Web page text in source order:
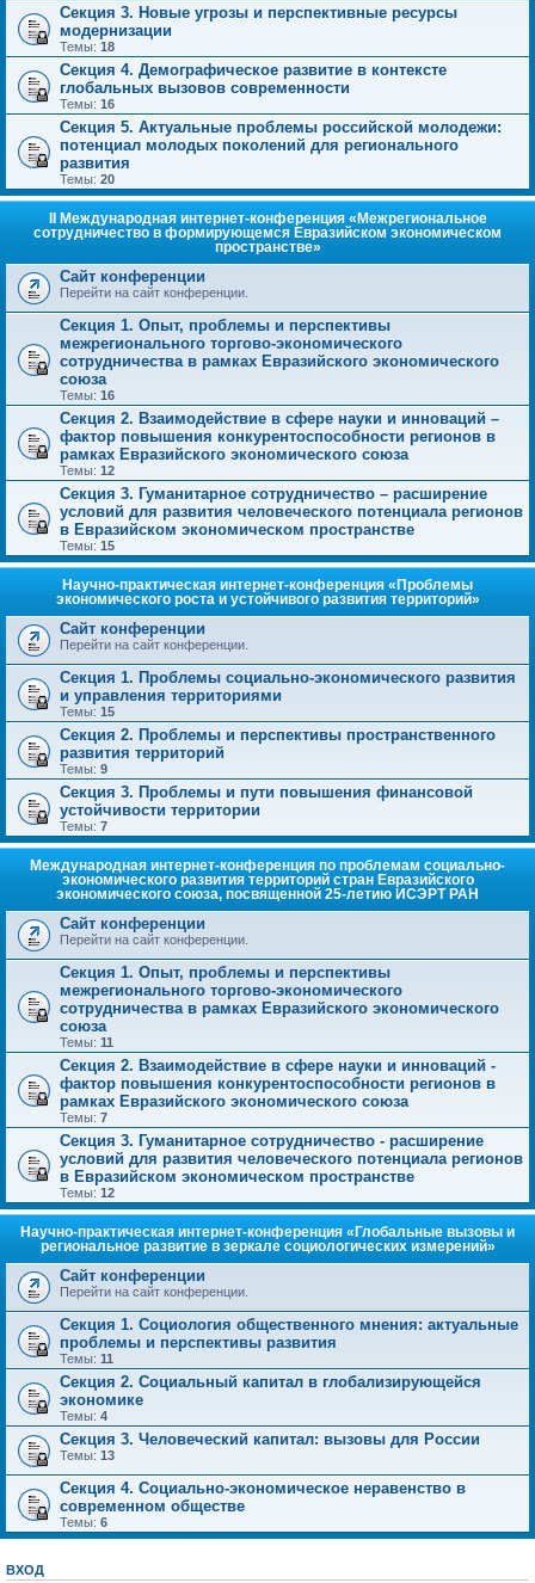
Секция 3. Новые угрозы и перспективные ресурсы
модернизации
Темы: 18
Секция 4. Демографическое развитие в контексте
глобальных вызовов современности
Темы: 16
Секция 5. Актуальные проблемы российской молодежи:
потенциал молодых поколений для регионального
развития
Темы: 20
II Международная интернет-конференция «Межрегиональное
сотрудничество в формирующемся Евразийском экономическом
пространстве»
Сайт конференции
Перейти на сайт конференции.
Секция 1. Опыт, проблемы и перспективы
межрегионального торгово-экономического
сотрудничества в рамках Евразийского экономического
союза
Темы: 16
Секция 2. Взаимодействие в сфере науки и инноваций –
фактор повышения конкурентоспособности регионов в
рамках Евразийского экономического союза
Темы: 12
Секция 3. Гуманитарное сотрудничество – расширение
условий для развития человеческого потенциала регионов
в Евразийском экономическом пространстве
Темы: 15
Научно-практическая интернет-конференция «Проблемы
экономического роста и устойчивого развития территорий»
Сайт конференции
Перейти на сайт конференции.
Секция 1. Проблемы социально-экономического развития
и управления территориями
Темы: 15
Секция 2. Проблемы и перспективы пространственного
развития территорий
Темы: 9
Секция 3. Проблемы и пути повышения финансовой
устойчивости территории
Темы: 7
Международная интернет-конференция по проблемам социально-
экономического развития территорий стран Евразийского
экономического союза, посвященной 25-летию ИСЭРТ РАН
Сайт конференции
Перейти на сайт конференции.
Секция 1. Опыт, проблемы и перспективы
межрегионального торгово-экономического
сотрудничества в рамках Евразийского экономического
союза
Темы: 11
Секция 2. Взаимодействие в сфере науки и инноваций -
фактор повышения конкурентоспособности регионов в
рамках Евразийского экономического союза
Темы: 7
Секция 3. Гуманитарное сотрудничество - расширение
условий для развития человеческого потенциала регионов
в Евразийском экономическом пространстве
Темы: 12
Научно-практическая интернет-конференция «Глобальные вызовы и
региональное развитие в зеркале социологических измерений»
Сайт конференции
Перейти на сайт конференции.
Секция 1. Социология общественного мнения: актуальные
проблемы и перспективы развития
Темы: 11
Секция 2. Социальный капитал в глобализирующейся
экономике
Темы: 4
Секция 3. Человеческий капитал: вызовы для России
Темы: 13
Секция 4. Социально-экономическое неравенство в
современном обществе
Темы: 6
ВХОД